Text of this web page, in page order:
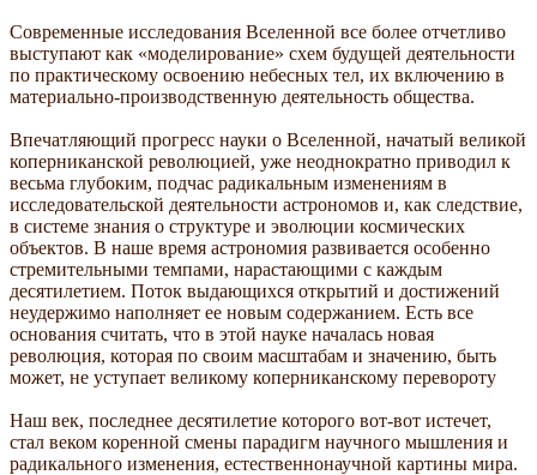
Современные исследования Вселенной все более отчетливо
выступают как «моделирование» схем будущей деятельности
по практическому освоению небесных тел, их включению в
материально-производственную деятельность общества.
Впечатляющий прогресс науки о Вселенной, начатый великой
коперниканской революцией, уже неоднократно приводил к
весьма глубоким, подчас радикальным изменениям в
исследовательской деятельности астрономов и, как следствие,
в системе знания о структуре и эволюции космических
объектов. В наше время астрономия развивается особенно
стремительными темпами, нарастающими с каждым
десятилетием. Поток выдающихся открытий и достижений
неудержимо наполняет ее новым содержанием. Есть все
основания считать, что в этой науке началась новая
революция, которая по своим масштабам и значению, быть
может, не уступает великому коперниканскому перевороту
Наш век, последнее десятилетие которого вот-вот истечет,
стал веком коренной смены парадигм научного мышления и
радикального изменения, естественнонаучной картины мира.